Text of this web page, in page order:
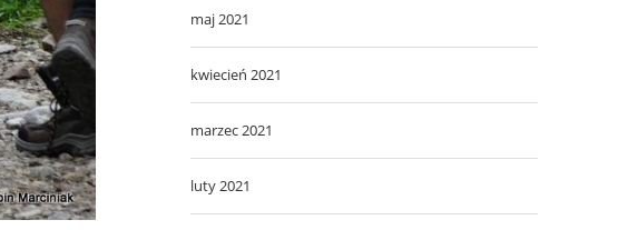
maj 2021
kwiecień 2021
marzec 2021
luty 2021